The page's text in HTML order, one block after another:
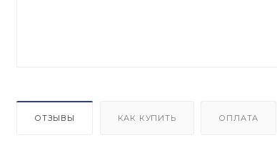
ОТЗЫВЫ КАК КУПИТЬ ОПЛАТА